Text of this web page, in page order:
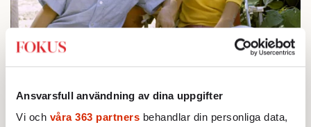
Ansvarsfull användning av dina uppgifter
Vi och våra 363 partners behandlar din personliga data,
Persson i rollerna som Tommy, Pippi Långstrump och
Annika. Foto: TT